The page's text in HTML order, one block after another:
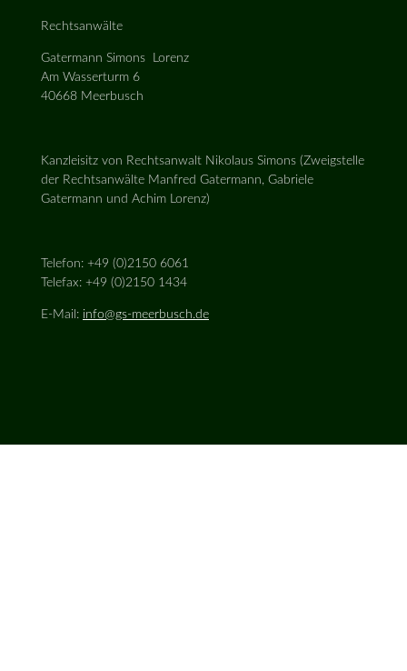
Rechtsanwälte
Gatermann Simons Lorenz
Am Wasserturm 6
40668 Meerbusch
Kanzleisitz von Rechtsanwalt Nikolaus Simons (Zweigstelle
der Rechtsanwälte Manfred Gatermann, Gabriele
Gatermann und Achim Lorenz)
Telefon: +49 (0)2150 6061
Telefax: +49 (0)2150 1434
E-Mail: info@gs-meerbusch.de